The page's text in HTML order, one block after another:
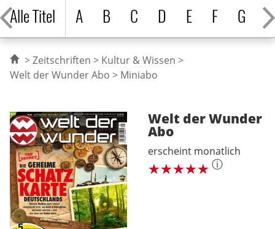
Alle Titel
A B C D E F G H
Zeitschriften
Kultur & Wissen
Welt der Wunder Abo
Miniabo
Welt der Wunder
Abo
erscheint monatlich
ⓘ